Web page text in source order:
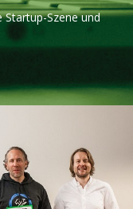
Startup-Szene und